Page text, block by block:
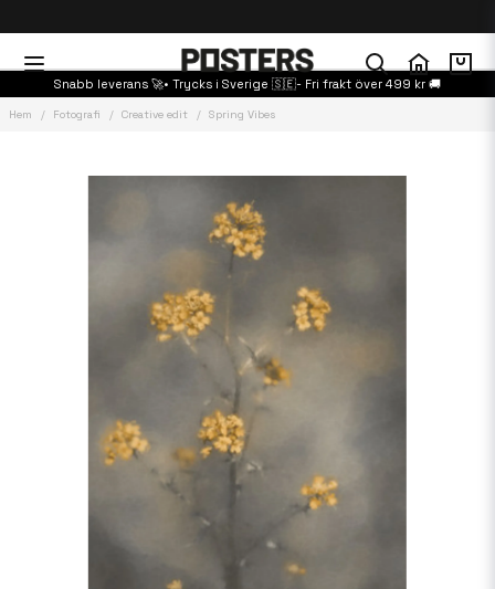
Snabb leverans 🚀• Trycks i Sverige 🇸🇪- Fri frakt över 499 kr 🚚
Hem Fotografi Creative edit Spring Vibes